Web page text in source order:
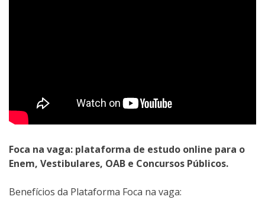
Foca na vaga: plataforma de estudo online para o
Enem, Vestibulares, OAB e Concursos Públicos.
Benefícios da Plataforma Foca na vaga: